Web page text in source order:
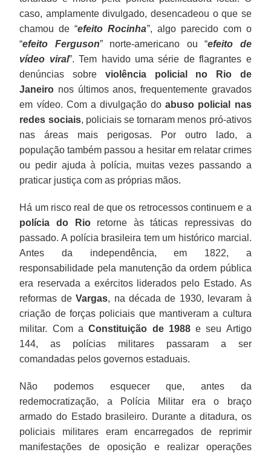
caso, amplamente divulgado, desencadeou o que se
chamou de “efeito Rocinha”, algo parecido com o
“efeito Ferguson” norte-americano ou “efeito de
vídeo viral”. Tem havido uma série de flagrantes e
denúncias sobre violência policial no Rio de
Janeiro nos últimos anos, frequentemente gravados
em vídeo. Com a divulgação doabuso policial nas
redes sociais, policiais se tornaram menos pró-ativos
nas áreas mais perigosas. Por outro lado, a
população também passou a hesitar em relatar crimes
ou pedir ajuda à polícia, muitas vezes passando a
praticar justiça com as próprias mãos.
Há um risco real de que os retrocessos continuem e a
polícia do Rioretorne às táticas repressivas do
passado. A polícia brasileira tem um histórico marcial.
Antes da independência, em 1822, a
responsabilidade pela manutenção da ordem pública
era reservada a exércitos liderados pelo Estado. As
reformas deVargas, na década de 1930, levaram à
criação de forças policiais que mantiveram a cultura
militar. Com aConstituição de 1988e seu Artigo
144, as polícias militares passaram a ser
comandadas pelos governos estaduais.
Não podemos esquecer que, antes da
redemocratização, a Polícia Militar era o braço
armado do Estado brasileiro. Durante a ditadura, os
policiais militares eram encarregados de reprimir
manifestações de oposição e realizar operações